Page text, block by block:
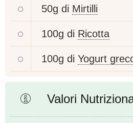
50g di Mirtilli
100g di Ricotta
100g di Yogurt
Valori